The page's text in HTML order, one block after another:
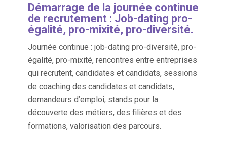
Démarrage de la journée continue
de recrutement : Job-dating pro-
égalité, pro-mixité, pro-diversité.
Journée continue : job-dating pro-diversité, pro-
égalité, pro-mixité, rencontres entre entreprises
qui recrutent, candidates et candidats, sessions
de coaching des candidates et candidats,
demandeurs d’emploi, stands pour la
découverte des métiers, des filières et des
formations, valorisation des parcours.